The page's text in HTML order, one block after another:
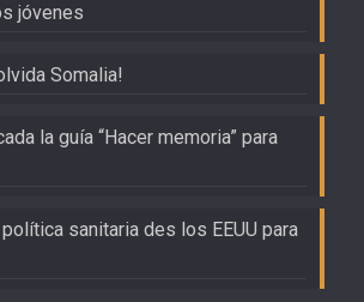
jóvenes
Somalia!
la guía “Hacer memoria” para
sanitaria des los EEUU para